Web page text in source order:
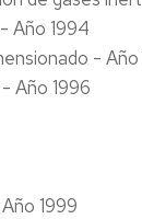
natural
Año 1994
- Año
Año 1996
1999